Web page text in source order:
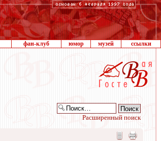
фан-клуб юмор музей ссылки
Расширенный поиск